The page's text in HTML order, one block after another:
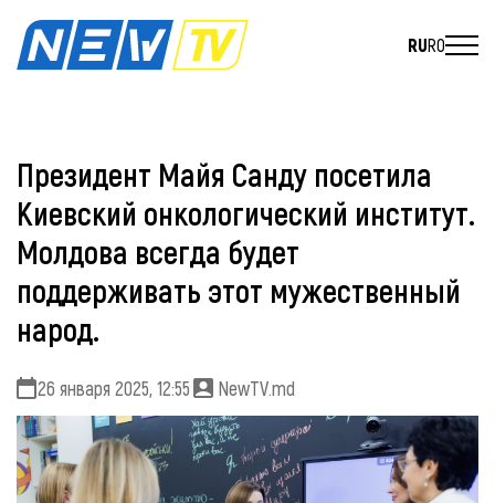
RURO
Президент Майя Санду посетила
Киевский онкологический институт.
Молдова всегда будет
поддерживать этот мужественный
народ.
26 января 2025, 12:55 NewTV.md